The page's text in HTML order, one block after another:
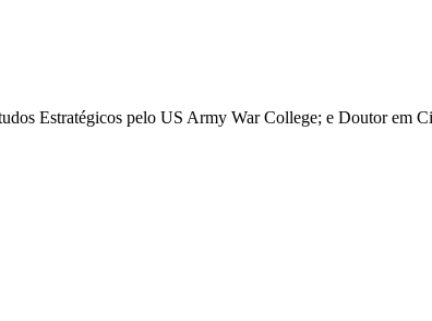
Estratégicos pelo US Army War College; e Doutor em